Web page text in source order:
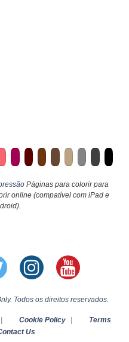
Páginas para colorir para
online (compatível com iPad e
Todos os direitos reservados.
Cookie Policy
Terms
Us